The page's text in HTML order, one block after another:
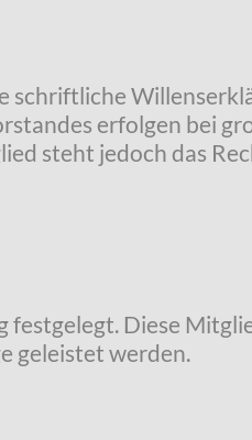
schriftliche
erfolgen bei
steht jedoch das
Diese
geleistet werden.